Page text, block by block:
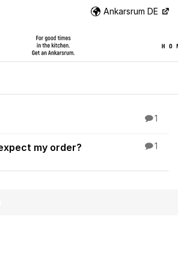
Ankarsrum DE
1
my order? 1